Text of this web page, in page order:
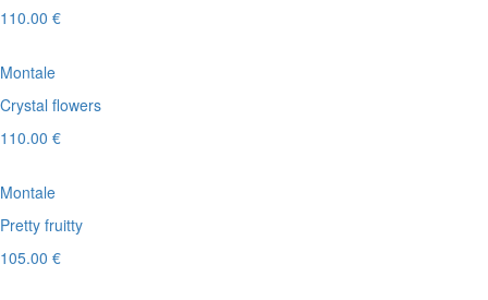
110.00 €
Montale
Crystal flowers
110.00 €
Montale
Pretty fruitty
105.00 €